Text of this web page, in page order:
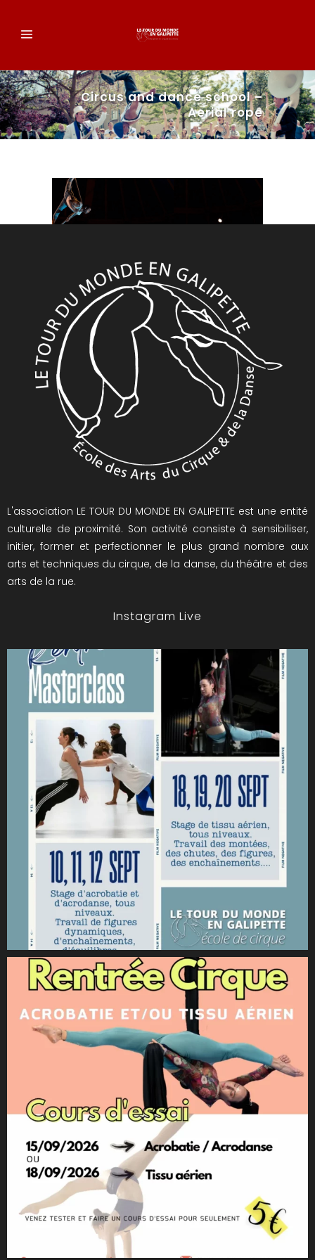
Circus and dance school –
Aerial rope
L'association LE TOUR DU MONDE EN GALIPETTE est une entité
culturelle de proximité. Son activité consiste à sensibiliser,
initier, former et perfectionner le plus grand nombre aux
arts et techniques du cirque, de la danse, du théâtre et des
arts de la rue.
Instagram Live